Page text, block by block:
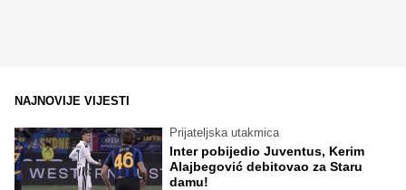
NAJNOVIJE VIJESTI
Prijateljska utakmica
Inter pobijedio Juventus, Kerim
Alajbegović debitovao za Staru
damu!